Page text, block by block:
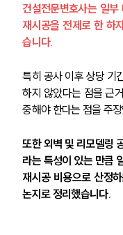
건설전문변호사는 일
재시공을 전제로 한 하
습니다.
특히 공사 이후 상당 기
하지 않았다는 점을 근
중해야 한다는 점을 주
또한 외벽 및 리모델링
라는 특성이 있는 만큼
재시공 비용으로 산정
논지로 정리했습니다.